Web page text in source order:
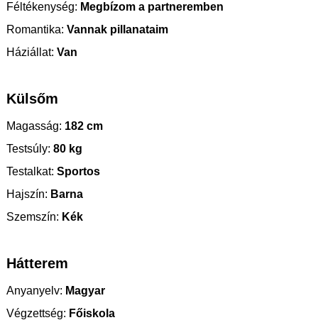
Féltékenység: Megbízom a partneremben
Romantika: Vannak pillanataim
Háziállat: Van
Külsőm
Magasság: 182 cm
Testsúly: 80 kg
Testalkat: Sportos
Hajszín: Barna
Szemszín: Kék
Hátterem
Anyanyelv: Magyar
Végzettség: Főiskola